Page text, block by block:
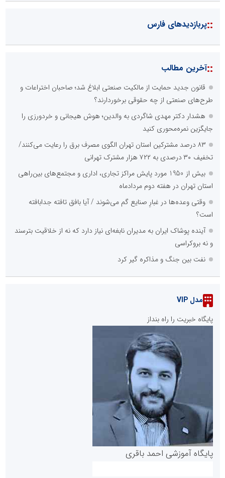
::پربازدیدهای فارس
::آخرین مطالب
قانون جدید حمایت از مالکیت صنعتی ابلاغ شد؛ صاحبان اختراعات و
طرح‌های صنعتی از چه حقوقی برخوردارند؟
هشدار دکتر مهدی شاگردی به والدین؛ هوش هیجانی و خردورزی را
جایگزین نمره‌محوری کنید
۸۳ درصد مشترکین استان تهران الگوی مصرف برق را رعایت می‌کنند/
تخفیف ۳۰ درصدی به ۷۲۲ هزار مشترک تهرانی
بیش از 1950 مورد پایش مراکز تجاری، اداری و مجتمع‌های بین‌راهی
استان تهران در هفته دوم مردادماه
وقتی وعده‌ها در غبارِ صنایع گم می‌شوند / آیا بافق تافته جدابافته
است؟
آینده پوشاک ایران به مدیران نابغه‌ای نیاز دارد که نه از خلاقیت بترسند
و نه بروکراسی
نفت بین جنگ و مذاکره گیر کرد
مدل VIP
پایگاه خبریت را راه بنداز
پایگاه آموزشی احمد باقری